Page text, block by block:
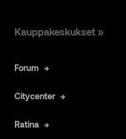
Kauppakeskukset »
Forum
Citycenter
Ratina